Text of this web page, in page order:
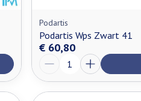
Podartis
Podartis Wps Zwart 41
€ 60,80
Aantal